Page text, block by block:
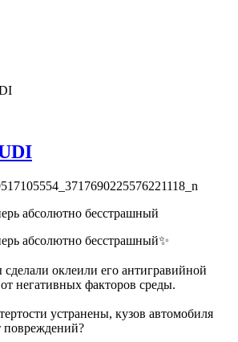
абсолютно бесстрашный
абсолютно бесстрашный✨
оклеили его антигравийной
негативных факторов среды.
устранены, кузов автомобиля